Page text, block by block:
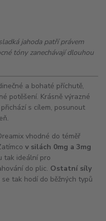
jahoda patří právem
tóny zanechávají dlouhou
a bohaté příchutě,
potěšení. Krásně výrazné
s cílem, posunout
vhodné do téměř
v silách 0mg a 3mg
tak ideální pro
do plic. Ostatní síly
se tak hodí do běžných typů